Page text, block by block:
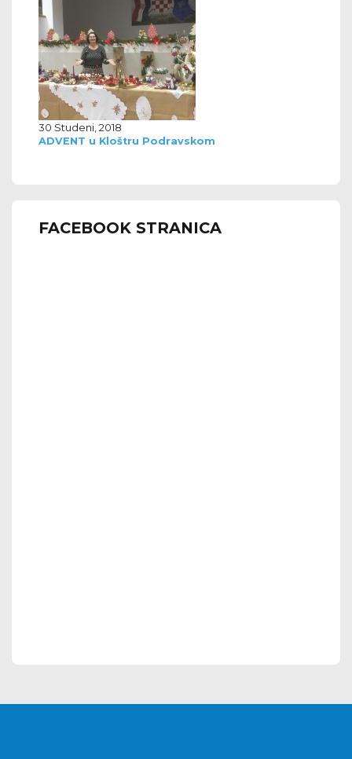
30 Studeni, 2018
ADVENT u Kloštru Podravskom
FACEBOOK STRANICA